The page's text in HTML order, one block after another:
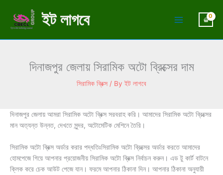
content
ইট লাগবে
দিনাজপুর জেলায় সিরামিক অটো ব্রিক্সের দাম
সিরামিক ব্রিক্স / By ইট লাগবে
দিনাজপুর জেলায় আমরা সিরামিক অটো ব্রিক্স সরবরাহ করি। আমাদের সিরামিক অটো ব্রিক্সের
মান অত্যন্ত উন্নত, দেখতে সুন্দর, অটোমেটিক মেশিনে তৈরি।
সিরামিক অটো ব্রিক্স অর্ডার করার পদ্ধতিঃসিরামিক অটো ব্রিক্সের অর্ডার করতে আমাদের
হোমপেজে গিয়ে আপনার প্রয়োজনীয় সিরামিক অটো ব্রিক্স নির্বাচন করুন। এড টু কার্ট বাটনে
ক্লিক করে চেক আউট পেজে যান। ফরমে আপনার ঠিকানা দিন। আপনার ঠিকানা অনুযায়ী